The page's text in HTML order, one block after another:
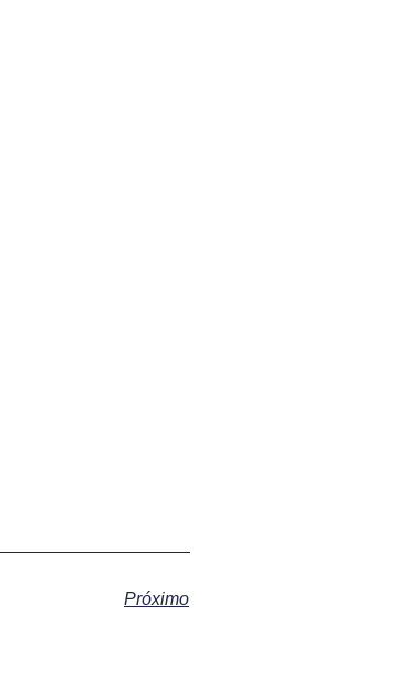
Próximo